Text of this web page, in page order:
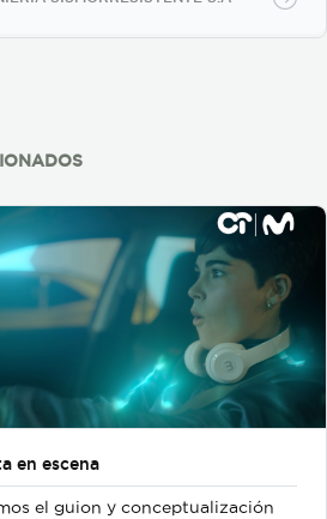
y a las empresas involucradas
de vida del proyecto.
en escena
el guion y conceptualización